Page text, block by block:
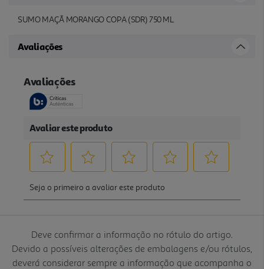
SUMO MAÇÃ MORANGO COPA (SDR) 750 ML
Avaliações
Deve confirmar a informação no rótulo do artigo.
Devido a possíveis alterações de embalagens e/ou rótulos,
deverá considerar sempre a informação que acompanha o